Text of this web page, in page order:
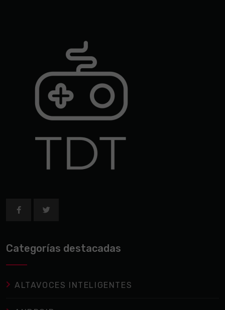
Categorías destacadas
ALTAVOCES INTELIGENTES